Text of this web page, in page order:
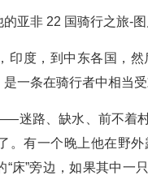
印度，到中东各国，
一条在骑行者中相当受
迷路、缺水、前不着
。有一个晚上他在野
“床”旁边，如果其中